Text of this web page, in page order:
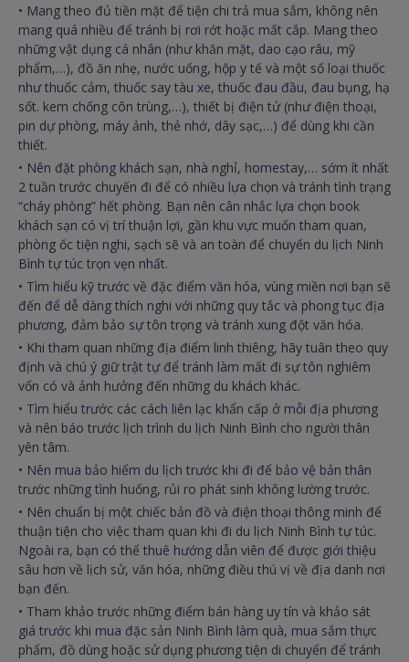
• Mang theo đủ tiền mặt để tiện chi trả mua sắm, không nên
mang quá nhiều để tránh bị rơi rớt hoặc mất cắp. Mang theo
những vật dụng cá nhân (như khăn mặt, dao cạo râu, mỹ
phẩm,…), đồ ăn nhẹ, nước uống, hộp y tế và một số loại thuốc
như thuốc cảm, thuốc say tàu xe, thuốc đau đầu, đau bụng, hạ
sốt. kem chống côn trùng,…), thiết bị điện tử (như điện thoại,
pin dự phòng, máy ảnh, thẻ nhớ, dây sạc,…) để dùng khi cần
thiết.
• Nên đặt phòng khách sạn, nhà nghỉ, homestay,… sớm ít nhất
2 tuần trước chuyến đi để có nhiều lựa chọn và tránh tình trạng
“cháy phòng” hết phòng. Bạn nên cân nhắc lựa chọn book
khách sạn có vị trí thuận lợi, gần khu vực muốn tham quan,
phòng ốc tiện nghi, sạch sẽ và an toàn để chuyến du lịch Ninh
Bình tự túc trọn vẹn nhất.
• Tìm hiểu kỹ trước về đặc điểm văn hóa, vùng miền nơi bạn sẽ
đến để dễ dàng thích nghi với những quy tắc và phong tục địa
phương, đảm bảo sự tôn trọng và tránh xung đột văn hóa.
• Khi tham quan những địa điểm linh thiêng, hãy tuân theo quy
định và chú ý giữ trật tự để tránh làm mất đi sự tôn nghiêm
vốn có và ảnh hưởng đến những du khách khác.
• Tìm hiểu trước các cách liên lạc khẩn cấp ở mỗi địa phương
và nên báo trước lịch trình du lịch Ninh Bình cho người thân
yên tâm.
• Nên mua bảo hiểm du lịch trước khi đi để bảo vệ bản thân
trước những tình huống, rủi ro phát sinh không lường trước.
• Nên chuẩn bị một chiếc bản đồ và điện thoại thông minh để
thuận tiện cho việc tham quan khi đi du lịch Ninh Bình tự túc.
Ngoài ra, bạn có thể thuê hướng dẫn viên để được giới thiệu
sâu hơn về lịch sử, văn hóa, những điều thú vị về địa danh nơi
bạn đến.
• Tham khảo trước những điểm bán hàng uy tín và khảo sát
giá trước khi mua đặc sản Ninh Bình làm quà, mua sắm thực
phẩm, đồ dùng hoặc sử dụng phương tiện di chuyển để tránh